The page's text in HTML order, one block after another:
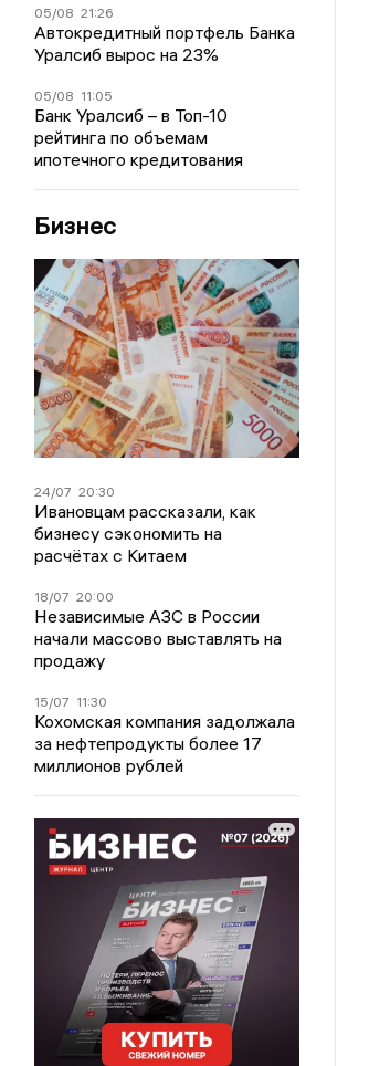
05/08 21:26
Автокредитный портфель Банка
Уралсиб вырос на 23%
05/08 11:05
Банк Уралсиб – в Топ-10
рейтинга по объемам
ипотечного кредитования
Бизнес
24/07 20:30
Ивановцам рассказали, как
бизнесу сэкономить на
расчётах с Китаем
18/07 20:00
Независимые АЗС в России
начали массово выставлять на
продажу
15/07 11:30
Кохомская компания задолжала
за нефтепродукты более 17
миллионов рублей